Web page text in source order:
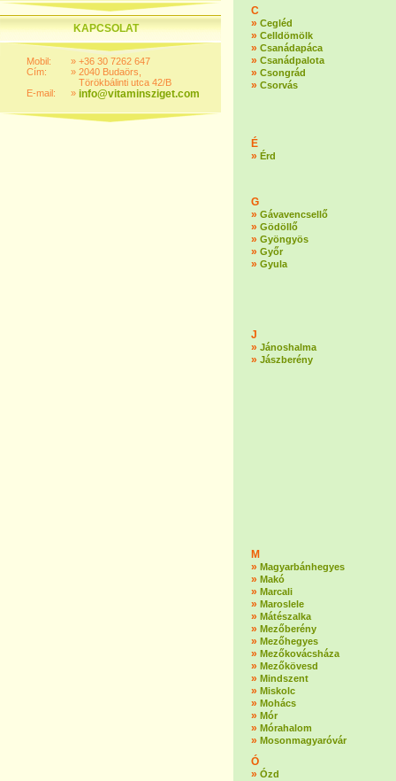
KAPCSOLAT
Mobil:
Cím:
E-mail:
»
»
»
+36 30 7262 647
2040 Budaörs,
Törökbálinti utca 42/B
info@vitaminsziget.com
C
» Cegléd
» Celldömölk
» Csanádapáca
» Csanádpalota
» Csongrád
» Csorvás
É
» Érd
G
» Gávavencsellő
» Gödöllő
» Gyöngyös
» Győr
» Gyula
J
» Jánoshalma
» Jászberény
M
» Magyarbánhegyes
» Makó
» Marcali
» Maroslele
» Mátészalka
» Mezőberény
» Mezőhegyes
» Mezőkovácsháza
» Mezőkövesd
» Mindszent
» Miskolc
» Mohács
» Mór
» Mórahalom
» Mosonmagyaróvár
Ó
» Ózd